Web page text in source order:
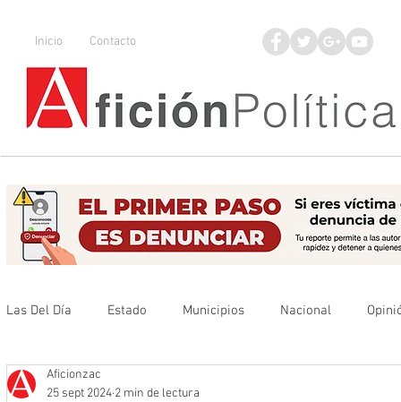
Inicio Contacto
Las Del Día Estado Municipios Nacional
Que no se olvide
Aficionzac
25 sept 2024 2 min de lectura